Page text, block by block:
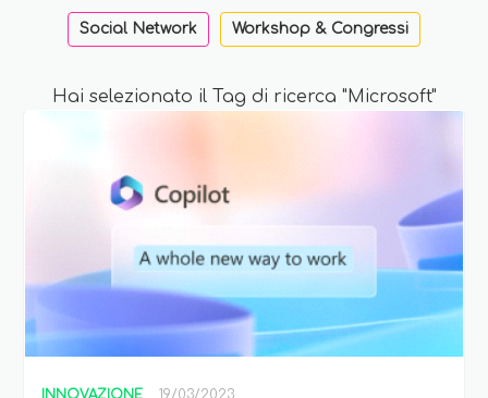
Social Network Workshop & Congressi
Hai selezionato il Tag di ricerca "Microsoft"
INNOVAZIONE 19/03/2023